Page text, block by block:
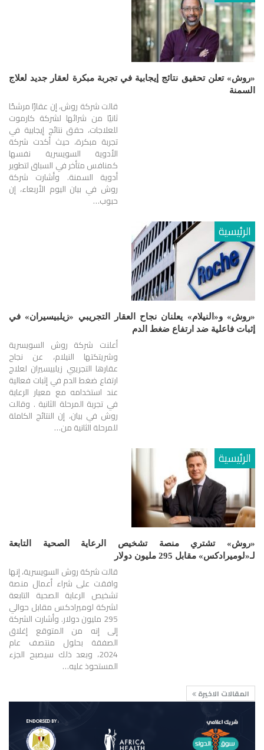
«روش» تعلن تحقيق نتائج إيجابية في تجربة مبكرة لعقار جديد لعلاج
السمنة
قالت شركة روش، إن عقارًا مرشحًا
ثانيًا من شرائها لشركة كارموت
للعلاجات، حقق نتائج إيجابية في
تجربة مبكرة، حيث أكدت شركة
الأدوية السويسرية نفسها
كمنافس متأخر في السباق لتطوير
أدوية السمنة. وأشارت شركة
روش في بيان اليوم الأربعاء، إن
حبوب…
الرئيسية
«روش» و«النيلام» يعلنان نجاح العقار التجريبي «زيلبيسيران» في
إثبات فاعلية ضد ارتفاع ضغط الدم
أعلنت شركة روش السويسرية
وشريتكتها النيلام، عن نجاح
عقارها التجريبي زيلبيسيران لعلاج
ارتفاع ضغط الدم في إثبات فعالية
عند استخدامه مع معيار الرعاية
في تجربة المرحلة الثانية . وقالت
روش في بيان، إن النتائج الكاملة
للمرحلة الثانية من…
الرئيسية
«روش» تشتري منصة تشخيص الرعاية الصحية التابعة
لـ«لوميرادكس» مقابل 295 مليون دولار
قالت شركة روش السويسرية، إنها
وافقت على شراء أعمال منصة
تشخيص الرعاية الصحية التابعة
لشركة لوميرادكس مقابل حوالي
295 مليون دولار. وأشارت الشركة
إلى إنه من المتوقع إغلاق
الصفقة بحلول منتصف عام
2024، وبعد ذلك سيصبح الجزء
المستحوذ عليه…
المقالات الاخيرة